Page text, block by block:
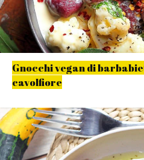
Gnocchi vegan di
cavolfiore